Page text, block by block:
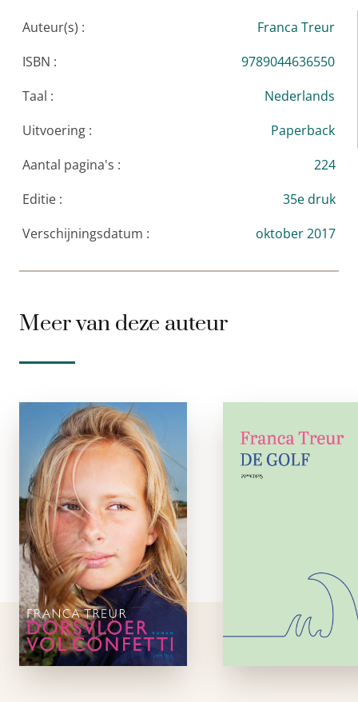
schrijft voor
nrc.next.
Auteur(s) :
Franca Treur
ISBN :
9789044636550
Taal :
Nederlands
Uitvoering :
Paperback
Aantal pagina's :
224
Editie :
35e druk
Verschijningsdatum :
oktober 2017
Meer van deze auteur
Dorsvloer vol
confetti
luisterboek
De
woonschip met
oog op
zeespiegelstijging.
kregen er